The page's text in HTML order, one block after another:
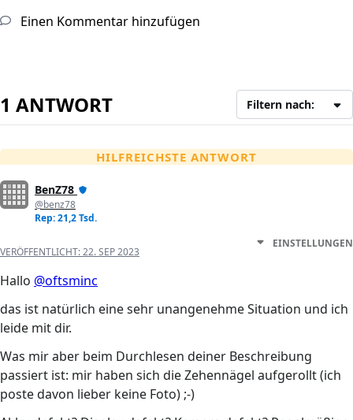
Einen Kommentar hinzufügen
1 ANTWORT Filtern nach:
HILFREICHSTE ANTWORT
BenZ78
@benz78
Rep: 21,2 Tsd.
VERÖFFENTLICHT:22. SEP 2023
EINSTELLUNGEN
Hallo @oftsminc
das ist natürlich eine sehr unangenehme Situation und ich
leide mit dir.
Was mir aber beim Durchlesen deiner Beschreibung
passiert ist: mir haben sich die Zehennägel aufgerollt (ich
poste davon lieber keine Foto) ;-)